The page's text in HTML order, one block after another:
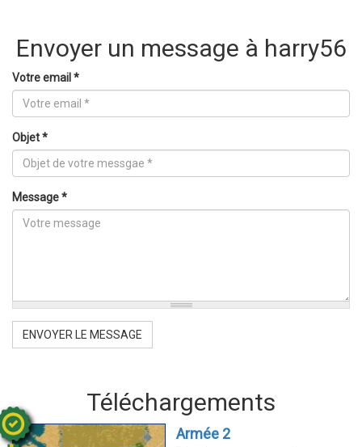
Envoyer un message à harry56
Votre email *
Objet*
Message*
ENVOYER LE MESSAGE
Téléchargements
Armée 2